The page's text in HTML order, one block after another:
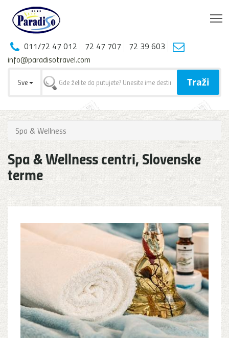
011/72 47 012 72 47 707
72 39 603
info@paradisotravel.com
Sve Traži
Spa & Wellness
Spa & Wellness centri, Slovenske
terme